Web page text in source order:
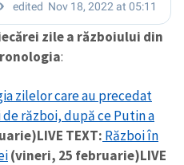
zile a războiului din
:
zilelor care au precedat
de război, după ce Putin a
LIVE TEXT: Război în
(vineri, 25 februarie)LIVE